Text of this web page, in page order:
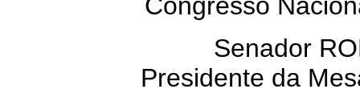
Senador
Presidente da